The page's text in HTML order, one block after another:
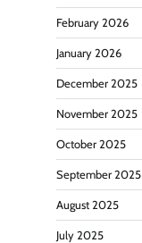
February 2026
January 2026
December 2025
November 2025
October 2025
September 2025
August 2025
July 2025